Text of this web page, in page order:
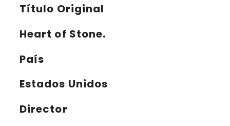
Título Original
Heart of Stone.
País
Estados Unidos
Director